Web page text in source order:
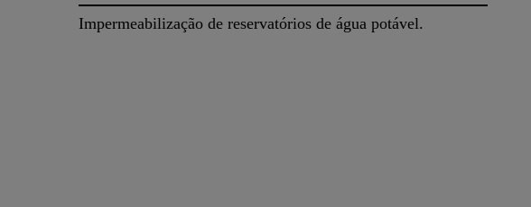
Impermeabilização de reservatórios de água potável.